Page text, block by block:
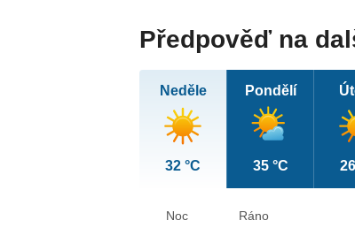
Předpověď na
Neděle
32 °C
Pondělí
35 °C
Noc Ráno